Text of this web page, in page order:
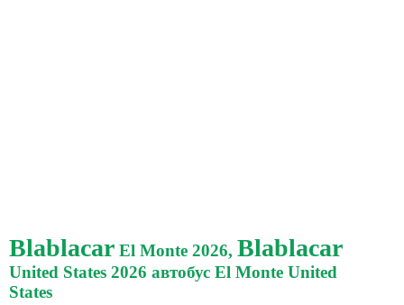
Blablacar El Monte 2026, Blablacar
United States 2026 автобус El Monte United
States